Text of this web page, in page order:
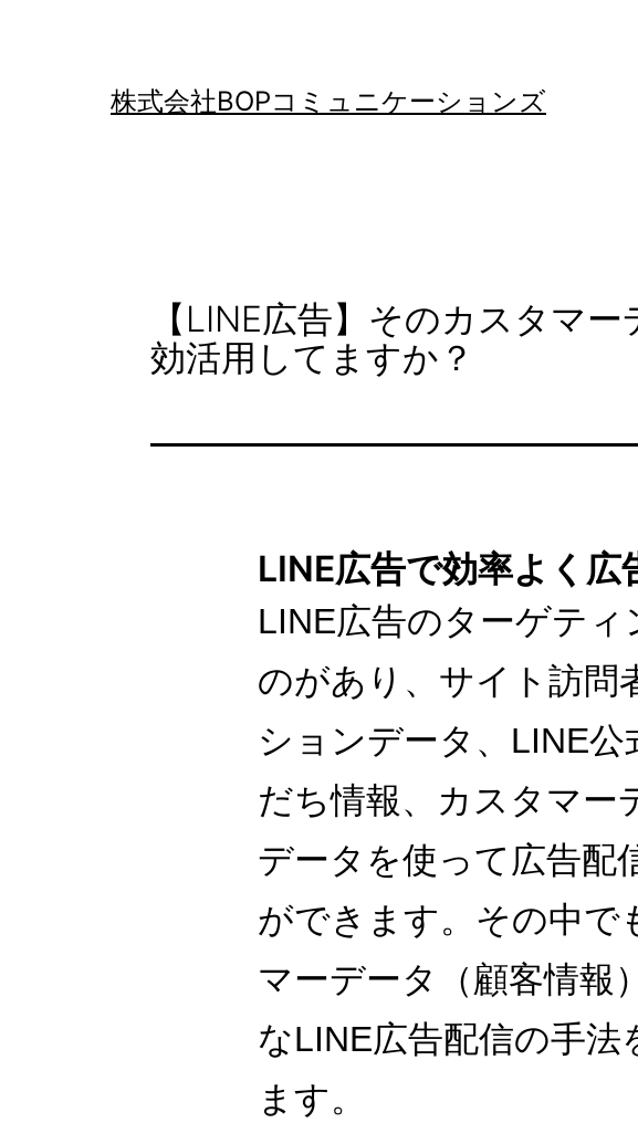
株式会社BOPコミュニケーションズ
【LINE広告】そのカスタマ
効活用してますか？
LINE広告で効率よく広
LINE広告のターゲティ
のがあり、サイト訪問
ションデータ、 LINE公
だち情報、カスタマー
データを使って広告配
ができます。その中で
マーデータ（顧客情報
なLINE広告配信の手法
ます。